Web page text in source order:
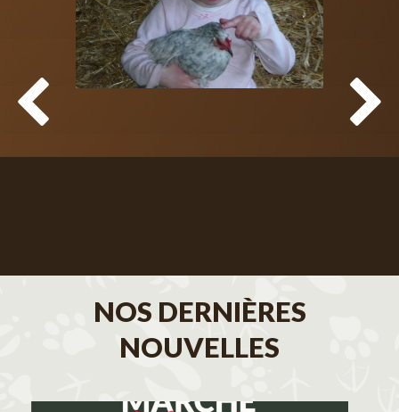
NOS DERNIÈRES
NOUVELLES